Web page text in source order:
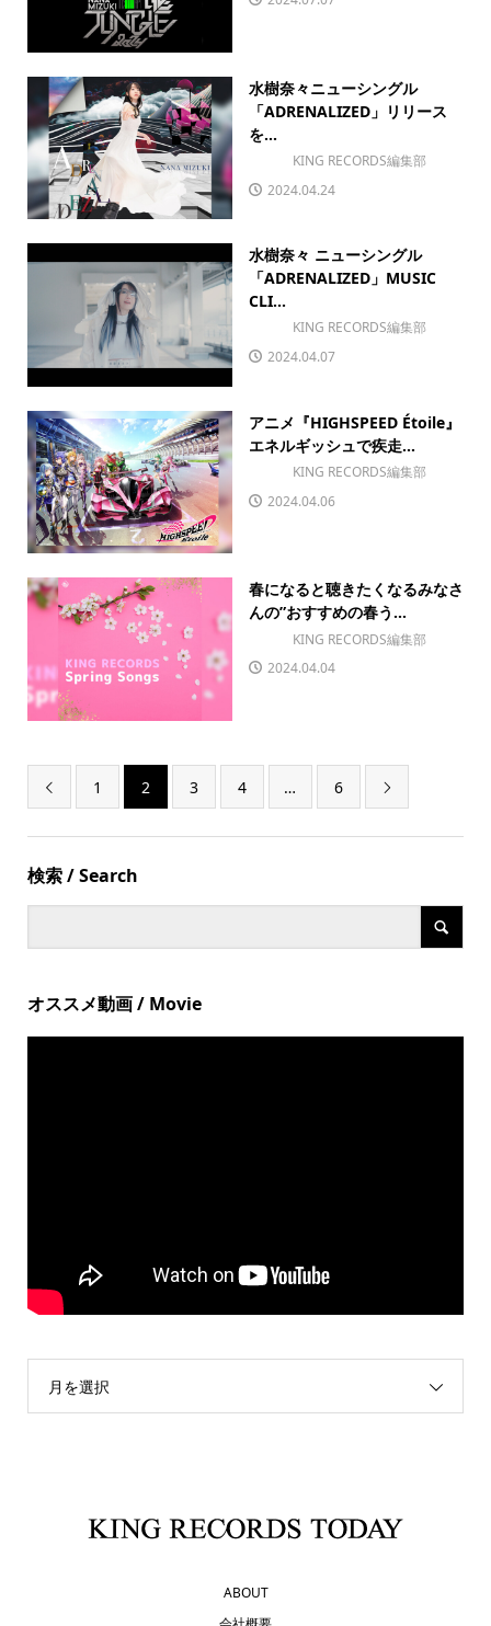
水樹奈々ニューシングル
「ADRENALIZED」リリース
を...
KING RECORDS編集部
2024.04.24
水樹奈々 ニューシングル
「ADRENALIZED」MUSIC
CLI...
KING RECORDS編集部
2024.04.07
アニメ『HIGHSPEED Étoile』
エネルギッシュで疾走...
KING RECORDS編集部
2024.04.06
春になると聴きたくなるみなさ
んの”おすすめの春う...
KING RECORDS編集部
2024.04.04
 1 2 3 4 … 6 
検索 / Search
オススメ動画 / Movie
月を選択
ABOUT